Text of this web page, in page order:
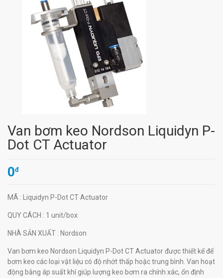
Van bơm keo Nordson Liquidyn P-
Dot CT Actuator
0đ
MÃ : Liquidyn P-Dot CT Actuator
QUY CÁCH : 1 unit/box
NHÀ SẢN XUẤT : Nordson
Van bơm keo Nordson Liquidyn P-Dot CT Actuator được thiết kế để
bơm keo các loại vật liệu có độ nhớt thấp hoặc trung bình. Van hoạt
động bằng áp suất khí giúp lượng keo bơm ra chính xác, ổn định